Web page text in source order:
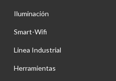
Iluminación
Smart-Wifi
Linea Industrial
Herramientas